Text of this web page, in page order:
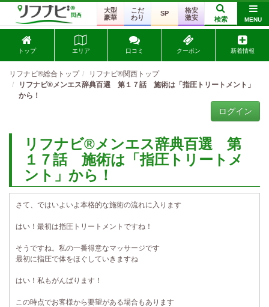
大型
豪華
こだ
わり
SP
格安
激安
検索 MENU
トップ エリア 口コミ クーポン 新着情報
リフナビ®総合トップ
リフナビ®関西トップ
リフナビ®メンエス辞典百選 第１７話 施術は「指圧トリートメント」
から！
ログイン
リフナビ®メンエス辞典百選 第
１７話 施術は「指圧トリートメ
ント」から！
さて、ではいよいよ本格的な施術の流れに入ります
はい！最初は指圧トリートメントですね！
そうですね。私の一番得意なマッサージです
最初に指圧で体をほぐしていきますね
はい！私もがんばります！
この時点でお客様から要望がある場合もあります